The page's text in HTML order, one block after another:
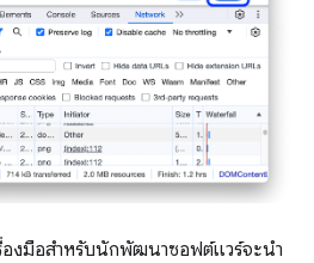
องมือสำหรับนักพัฒนาซอฟต์แวร์จะนํา